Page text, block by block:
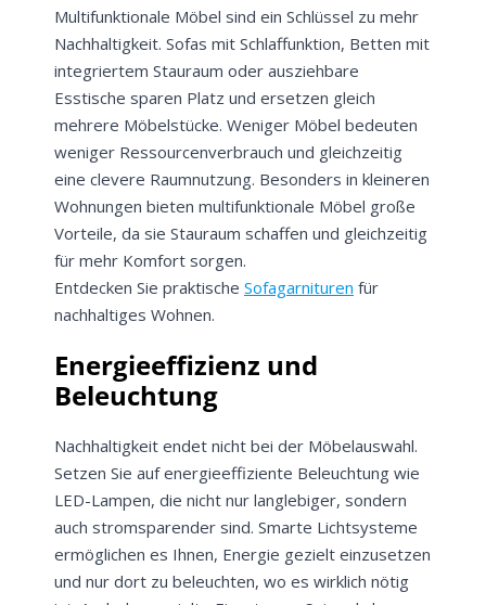
Multifunktionale Möbel sind ein Schlüssel zu mehr
Nachhaltigkeit. Sofas mit Schlaffunktion, Betten mit
integriertem Stauraum oder ausziehbare
Esstische sparen Platz und ersetzen gleich
mehrere Möbelstücke. Weniger Möbel bedeuten
weniger Ressourcenverbrauch und gleichzeitig
eine clevere Raumnutzung. Besonders in kleineren
Wohnungen bieten multifunktionale Möbel große
Vorteile, da sie Stauraum schaffen und gleichzeitig
für mehr Komfort sorgen.
Entdecken Sie praktische Sofagarnituren für
nachhaltiges Wohnen.
Energieeffizienz und
Beleuchtung
Nachhaltigkeit endet nicht bei der Möbelauswahl.
Setzen Sie auf energieeffiziente Beleuchtung wie
LED-Lampen, die nicht nur langlebiger, sondern
auch stromsparender sind. Smarte Lichtsysteme
ermöglichen es Ihnen, Energie gezielt einzusetzen
und nur dort zu beleuchten, wo es wirklich nötig